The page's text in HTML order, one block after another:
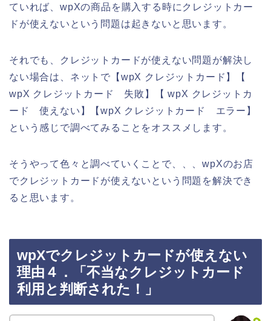
ていれば、wpXの商品を購入する時にクレジットカー
ドが使えないという問題は起きないと思います。
それでも、クレジットカードが使えない問題が解決し
ない場合は、ネットで【wpX クレジットカード】【
wpX クレジットカード 失敗】【 wpX クレジットカ
ード 使えない】【wpX クレジットカード エラー】
という感じで調べてみることをオススメします。
そうやって色々と調べていくことで、、、wpXのお店
でクレジットカードが使えないという問題を解決でき
ると思います。
wpXでクレジットカードが使えない
理由４．「不当なクレジットカード
利用と判断された！」